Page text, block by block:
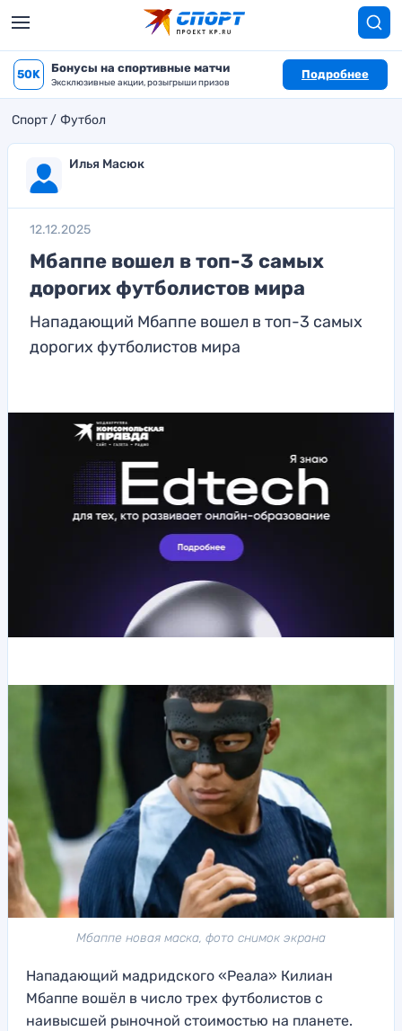
50K Бонусы на спортивные матчи
Эксклюзивные акции, розыгрыши призов
Подробнее
Спорт Футбол
Илья Масюк
12.12.2025
Мбаппе вошел в топ-3 самых
дорогих футболистов мира
Нападающий Мбаппе вошел в топ-3 самых
дорогих футболистов мира
Мбаппе новая маска, фото снимок экрана
Нападающий мадридского «Реала» Килиан
Мбаппе вошёл в число трех футболистов с
наивысшей рыночной стоимостью на планете.